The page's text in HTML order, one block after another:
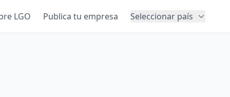
LGO Publica tu empresa Seleccionar país